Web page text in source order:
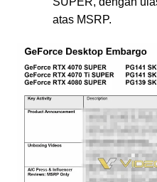
atas MSRP.